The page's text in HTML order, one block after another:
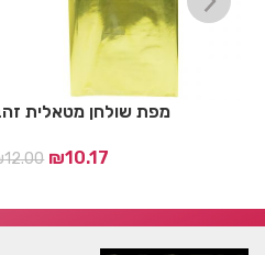
מפת שולחן מטאלית
12.00 ₪10.17